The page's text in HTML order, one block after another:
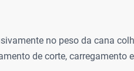
no peso da cana
de corte, carregamento